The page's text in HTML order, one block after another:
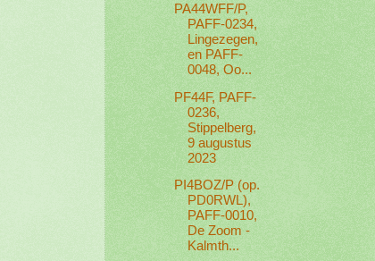
PA44WFF/P,
PAFF-0234,
Lingezegen,
en PAFF-
0048, Oo...
PF44F, PAFF-
0236,
Stippelberg,
9 augustus
2023
PI4BOZ/P (op.
PD0RWL),
PAFF-0010,
De Zoom -
Kalmth...